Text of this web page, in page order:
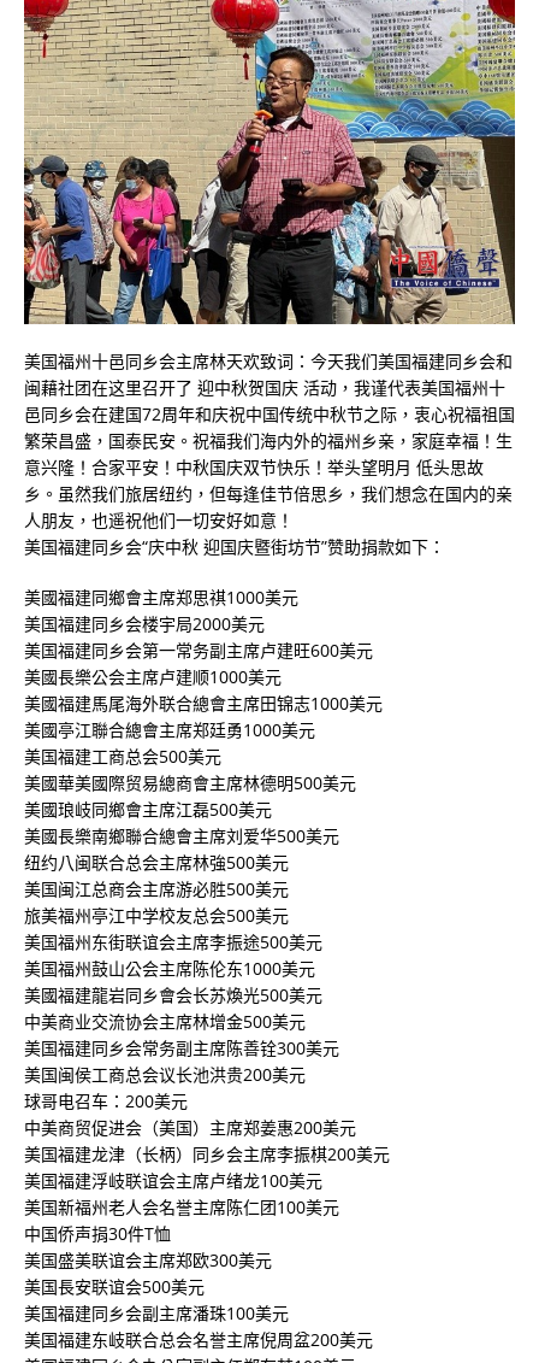
美国福州十邑同乡会主席林天欢致词：今天我们美国福建同乡会和
闽藉社团在这里召开了 迎中秋贺国庆 活动，我谨代表美国福州十
邑同乡会在建国72周年和庆祝中国传统中秋节之际，衷心祝福祖国
繁荣昌盛，国泰民安。祝福我们海内外的福州乡亲，家庭幸福！生
意兴隆！合家平安！中秋国庆双节快乐！举头望明月 低头思故
乡。虽然我们旅居纽约，但每逢佳节倍思乡，我们想念在国内的亲
人朋友，也遥祝他们一切安好如意！
美国福建同乡会“庆中秋 迎国庆暨街坊节”赞助捐款如下：
美國福建同鄉會主席郑思祺1000美元
美国福建同乡会楼宇局2000美元
美国福建同乡会第一常务副主席卢建旺600美元
美國長樂公会主席卢建顺1000美元
美國福建馬尾海外联合總會主席田锦志1000美元
美國亭江聯合總會主席郑廷勇1000美元
美国福建工商总会500美元
美國華美國際贸易總商會主席林德明500美元
美國琅岐同鄉會主席江磊500美元
美國長樂南鄉聯合總會主席刘爱华500美元
纽约八闽联合总会主席林強500美元
美国闽江总商会主席游必胜500美元
旅美福州亭江中学校友总会500美元
美国福州东街联谊会主席李振途500美元
美国福州鼓山公会主席陈伦东1000美元
美國福建龍岩同乡會会长苏煥光500美元
中美商业交流协会主席林增金500美元
美国福建同乡会常务副主席陈善铨300美元
美国闽侯工商总会议长池洪贵200美元
球哥电召车：200美元
中美商贸促进会（美国）主席郑姜惠200美元
美国福建龙津（长柄）同乡会主席李振棋200美元
美国福建浮岐联谊会主席卢绪龙100美元
美国新福州老人会名誉主席陈仁团100美元
中国侨声捐30件T恤
美国盛美联谊会主席郑欧300美元
美国長安联谊会500美元
美国福建同乡会副主席潘珠100美元
美国福建东岐联合总会名誉主席倪周盆200美元